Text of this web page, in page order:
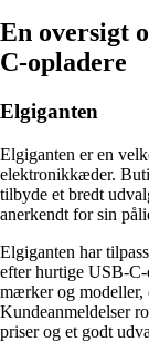
En oversigt
C-opladere
Elgiganten
Elgiganten er en
elektronikkæder.
tilbyde et bredt
anerkendt for sin
Elgiganten har
efter hurtige USB-
mærker og modeller,
Kundeanmeldelser
priser og et godt